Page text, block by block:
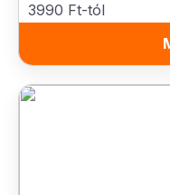
3990 Ft-tól